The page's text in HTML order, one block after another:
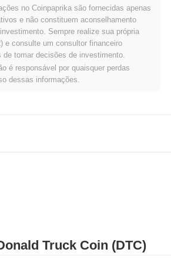
Truck Coin (DTC)
o volume de negociação de Donald Truck
.
da faixa de preço de Donald
€0.000103
no Coinpaprika são fornecidas apenas
e não constituem aconselhamento
Sempre realize sua própria
e consulte um consultor financeiro
de tomar decisões de investimento.
é responsável por quaisquer perdas
dessas informações.